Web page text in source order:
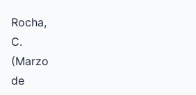
Rocha,
C.
(Marzo
de